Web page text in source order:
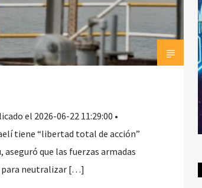
el 2026-06-22 11:29:00 •
tiene “libertad total de acción”
que las fuerzas armadas
para neutralizar […]